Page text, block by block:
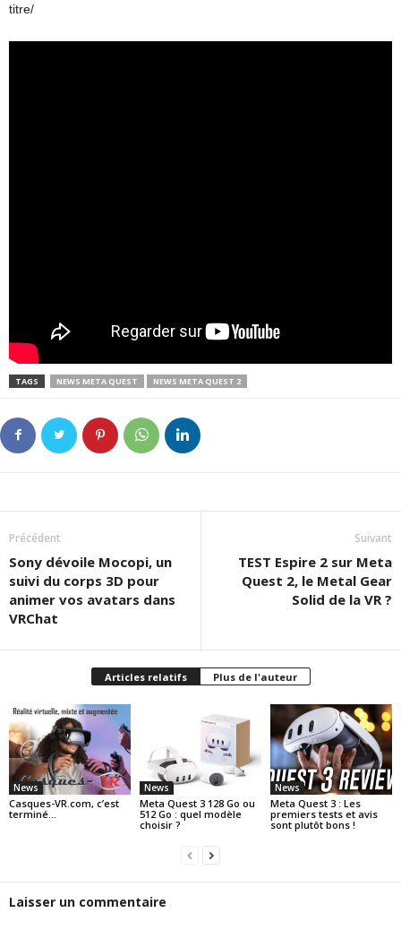
titre/
TAGS NEWS META QUEST NEWS META QUEST 2
Précédent
Sony dévoile Mocopi, un
suivi du corps 3D pour
animer vos avatars dans
VRChat
Suivant
TEST Espire 2 sur Meta
Quest 2, le Metal Gear
Solid de la VR ?
Articles relatifs Plus de l'auteur
News
Casques-VR.com, c’est
terminé…
News
Meta Quest 3 128 Go ou
512 Go : quel modèle
choisir ?
News
Meta Quest 3 : Les
premiers tests et avis
sont plutôt bons !
Laisser un commentaire